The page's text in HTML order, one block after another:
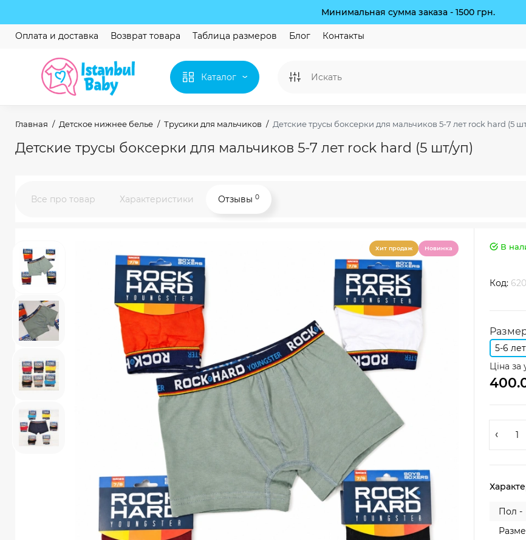
Минимальная сумма заказа - 1500 грн.
Оплата и доставка Возврат товара Таблица размеров Блог Контакты
Каталог
Главная Детское нижнее белье Трусики для мальчиков Детские трусы боксерки для мальчиков 5-7 лет rock hard (5
Детские трусы боксерки для мальчиков 5-7 лет rock hard (5 шт/уп)
Все про товар Характеристики Отзывы 0
Хит продаж Новинка В
Код:
5-6 лет
Ціна за
Пол -